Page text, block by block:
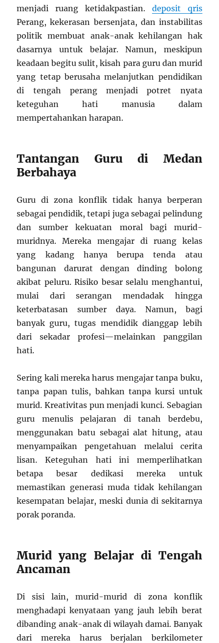
menjadi ruang ketidakpastian. deposit qris
Perang, kekerasan bersenjata, dan instabilitas
politik membuat anak-anak kehilangan hak
dasarnya untuk belajar. Namun, meskipun
keadaan begitu sulit, kisah para guru dan murid
yang tetap berusaha melanjutkan pendidikan
di tengah perang menjadi potret nyata
keteguhan hati manusia dalam
mempertahankan harapan.
Tantangan Guru di Medan
Berbahaya
Guru di zona konflik tidak hanya berperan
sebagai pendidik, tetapi juga sebagai pelindung
dan sumber kekuatan moral bagi murid-
muridnya. Mereka mengajar di ruang kelas
yang kadang hanya berupa tenda atau
bangunan darurat dengan dinding bolong
akibat peluru. Risiko besar selalu menghantui,
mulai dari serangan mendadak hingga
keterbatasan sumber daya. Namun, bagi
banyak guru, tugas mendidik dianggap lebih
dari sekadar profesi—melainkan panggilan
hati.
Sering kali mereka harus mengajar tanpa buku,
tanpa papan tulis, bahkan tanpa kursi untuk
murid. Kreativitas pun menjadi kunci. Sebagian
guru menulis pelajaran di tanah berdebu,
menggunakan batu sebagai alat hitung, atau
menyampaikan pengetahuan melalui cerita
lisan. Keteguhan hati ini memperlihatkan
betapa besar dedikasi mereka untuk
memastikan generasi muda tidak kehilangan
kesempatan belajar, meski dunia di sekitarnya
porak poranda.
Murid yang Belajar di Tengah
Ancaman
Di sisi lain, murid-murid di zona konflik
menghadapi kenyataan yang jauh lebih berat
dibanding anak-anak di wilayah damai. Banyak
dari mereka harus berjalan berkilometer